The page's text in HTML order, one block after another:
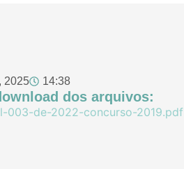
2025 14:38
dos arquivos:
003-de-2022-concurso-2019.pdf